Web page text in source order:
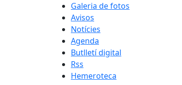
Galeria de fotos
Avisos
Notícies
Agenda
Butlletí digital
Rss
Hemeroteca